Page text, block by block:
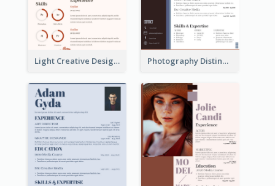
Light Creative Designer Resume Photography Distinguished Resume